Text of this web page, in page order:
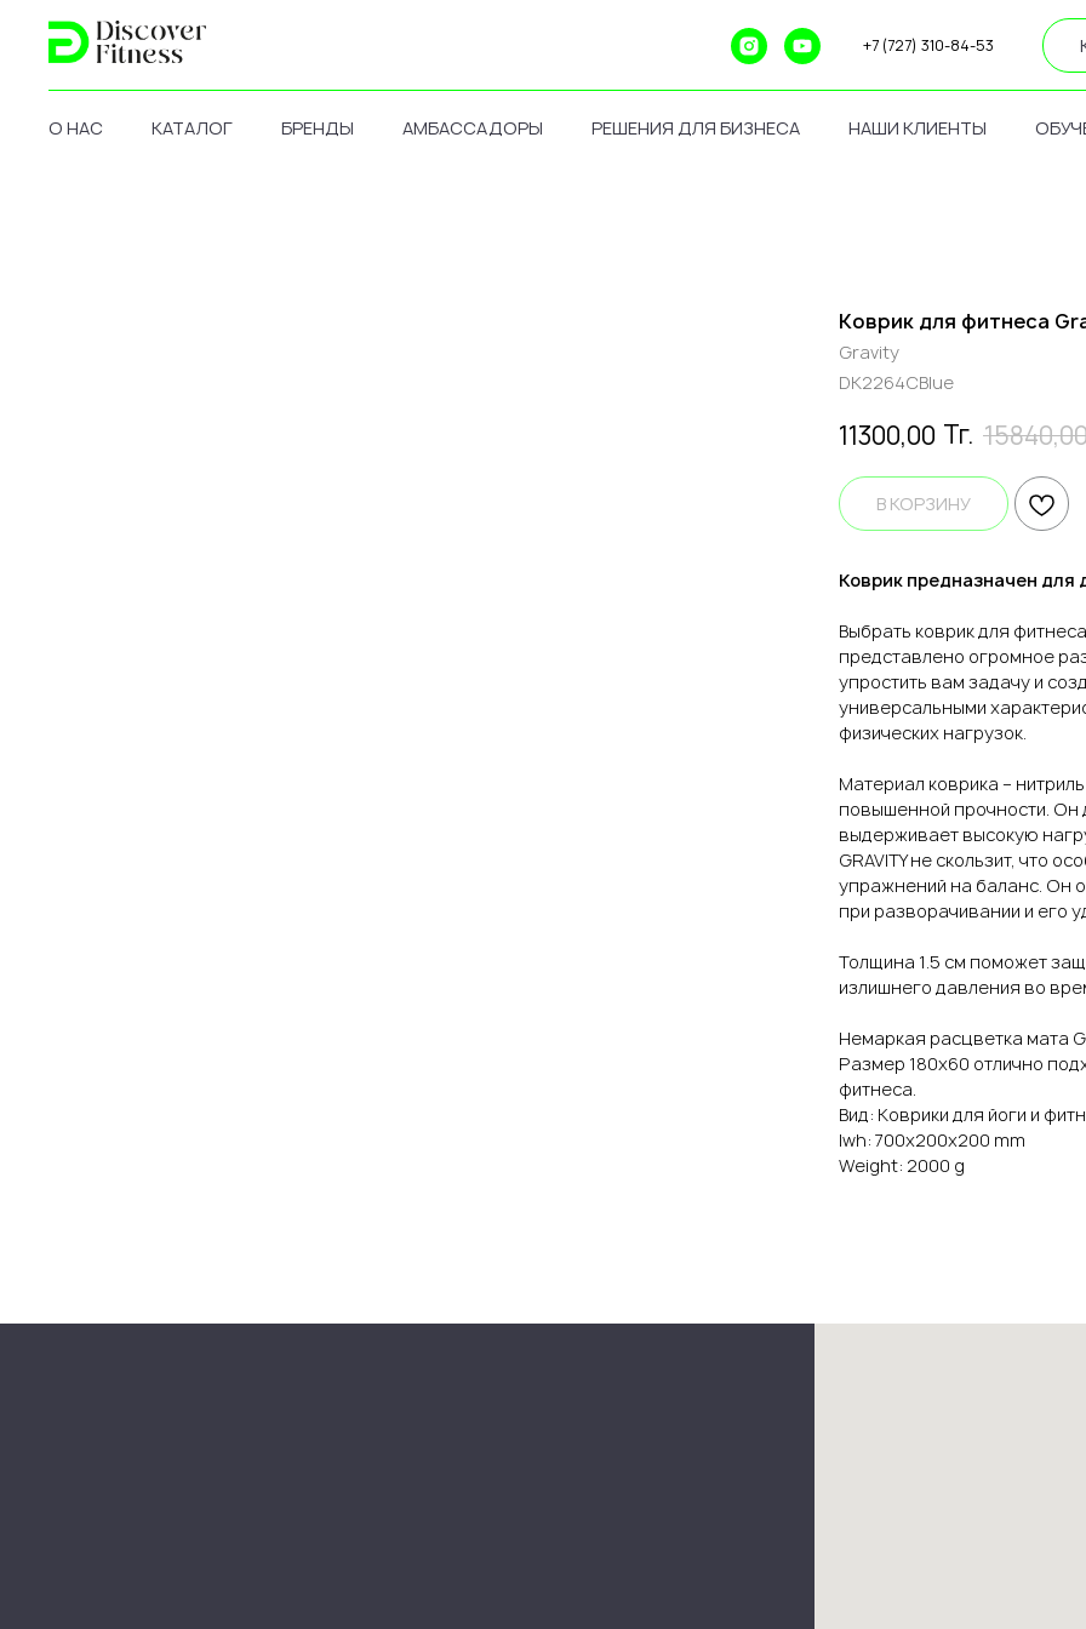
+7 (727) 310-84-53
О НАС КАТАЛОГ БРЕНДЫ АМБАССАДОРЫ РЕШЕНИЯ ДЛЯ БИЗНЕСА НАШИ КЛИЕНТЫ
Коврик для фитнеса
Gravity
DK2264CBlue
11300,00 Тг.
В КОРЗИНУ
Коврик предназначен для
Выбрать коврик для
представлено огромное
упростить вам задачу и
универсальными
физических нагрузок.
Материал коврика –
повышенной прочности. Он
выдерживает высокую
GRAVITY не скользит, что
упражнений на баланс. Он
при разворачивании и его
Толщина 1.5 см поможет
излишнего давления во
Немаркая расцветка мата
Размер 180х60 отлично
фитнеса.
Вид: Коврики для йоги и
lwh: 700x200x200 mm
Weight: 2000 g